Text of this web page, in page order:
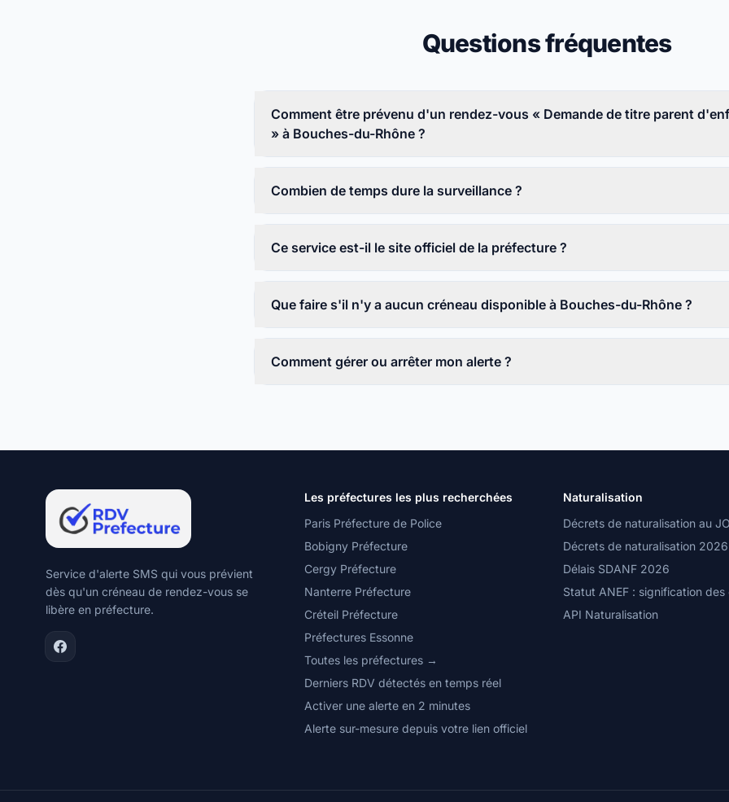
Questions fréquentes
Comment être prévenu d'un rendez-vous « Demande de titre parent
» à Bouches-du-Rhône ?
Combien de temps dure la surveillance ?
Ce service est-il le site officiel de la préfecture ?
Que faire s'il n'y a aucun créneau disponible à Bouches-du-Rhône ?
Comment gérer ou arrêter mon alerte ?
Service d'alerte SMS qui vous prévient
dès qu'un créneau de rendez-vous se
libère en préfecture.
Les préfectures les plus recherchées
Paris Préfecture de Police
Bobigny Préfecture
Cergy Préfecture
Nanterre Préfecture
Créteil Préfecture
Préfectures Essonne
Toutes les préfectures →
Derniers RDV détectés en temps réel
Activer une alerte en 2 minutes
Alerte sur-mesure depuis votre lien officiel
Naturalisation
Décrets de naturalisation au
Décrets de naturalisation 2026
Délais SDANF 2026
Statut ANEF : signification des
API Naturalisation